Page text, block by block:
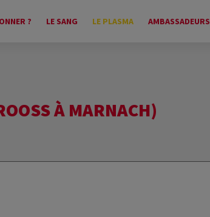
? LE SANG LE PLASMA AMBASSADEURS
À MARNACH)